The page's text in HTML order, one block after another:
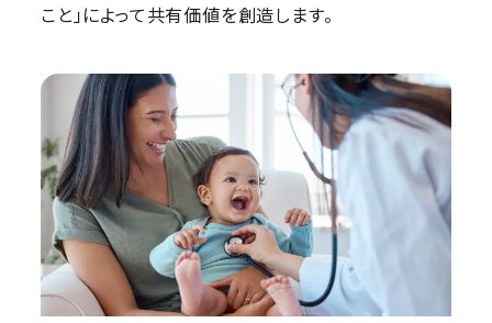
こと」によって共有価値を創造します。